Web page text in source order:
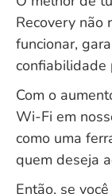
Recovery não
funcionar,
confiabilidade
Com o
Wi-Fi em
como uma
quem deseja
Então, se